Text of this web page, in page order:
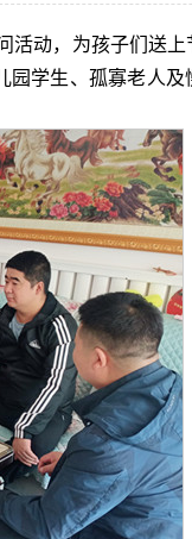
活动，为孩子们送
学生、孤寡老人